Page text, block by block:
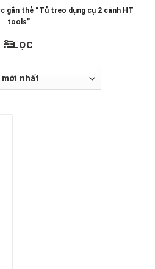
gắn thẻ “Tủ treo dụng cụ 2 cánh HT
tools”
LỌC